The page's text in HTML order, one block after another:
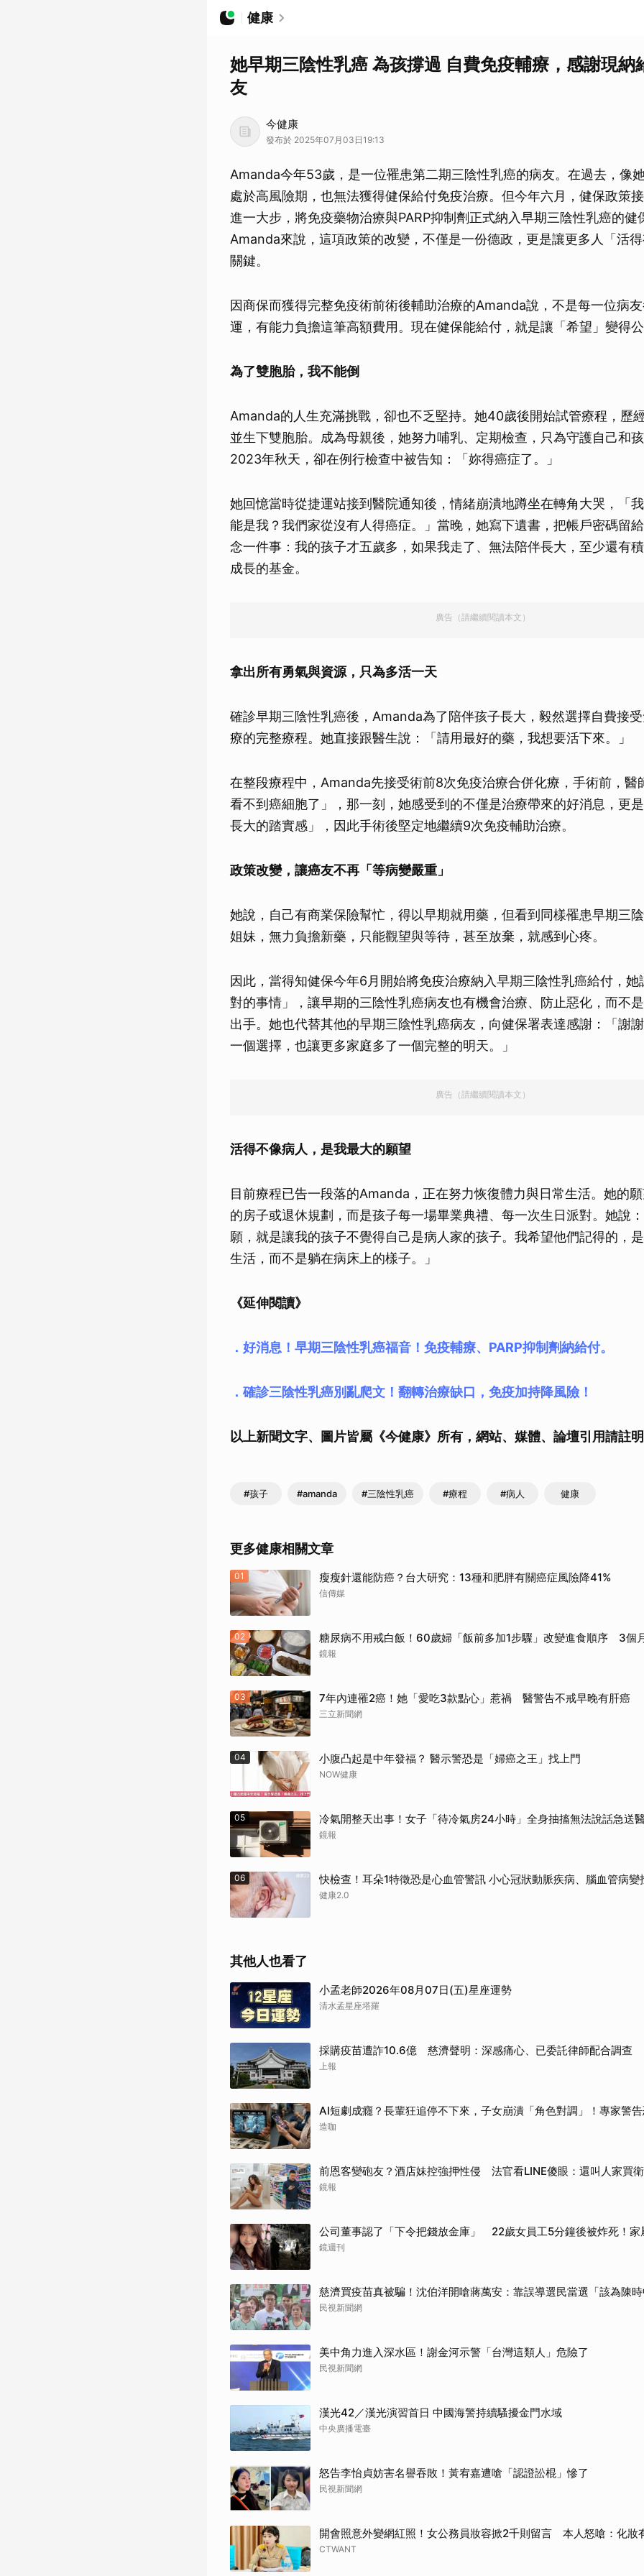
健康
她早期三陰性乳癌 為孩撐過 自費免疫輔療，感謝現納
友
今健康
發布於 2025年07月03日19:13
Amanda今年53歲，是一位罹患第二期三陰性乳癌的病友。在過去，像
處於高風險期，也無法獲得健保給付免疫治療。但今年六月，健保政策
進一大步，將免疫藥物治療與PARP抑制劑正式納入早期三陰性乳癌的健
Amanda來說，這項政策的改變，不僅是一份德政，更是讓更多人「活
關鍵。
因商保而獲得完整免疫術前術後輔助治療的Amanda說，不是每一位病
運，有能力負擔這筆高額費用。現在健保能給付，就是讓「希望」變得
為了雙胞胎，我不能倒
Amanda的人生充滿挑戰，卻也不乏堅持。她40歲後開始試管療程，歷
並生下雙胞胎。成為母親後，她努力哺乳、定期檢查，只為守護自己和
2023年秋天，卻在例行檢查中被告知：「妳得癌症了。」
她回憶當時從捷運站接到醫院通知後，情緒崩潰地蹲坐在轉角大哭，「
能是我？我們家從沒有人得癌症。」當晚，她寫下遺書，把帳戶密碼留
念一件事：我的孩子才五歲多，如果我走了、無法陪伴長大，至少還有
成長的基金。
廣告（請繼續閱讀本文）
拿出所有勇氣與資源，只為多活一天
確診早期三陰性乳癌後，Amanda為了陪伴孩子長大，毅然選擇自費接
療的完整療程。她直接跟醫生說：「請用最好的藥，我想要活下來。」
在整段療程中，Amanda先接受術前8次免疫治療合併化療，手術前，醫
看不到癌細胞了」，那一刻，她感受到的不僅是治療帶來的好消息，更
長大的踏實感」，因此手術後堅定地繼續9次免疫輔助治療。
政策改變，讓癌友不再「等病變嚴重」
她說，自己有商業保險幫忙，得以早期就用藥，但看到同樣罹患早期三
姐妹，無力負擔新藥，只能觀望與等待，甚至放棄，就感到心疼。
因此，當得知健保今年6月開始將免疫治療納入早期三陰性乳癌給付，她
對的事情」，讓早期的三陰性乳癌病友也有機會治療、防止惡化，而不
出手。她也代替其他的早期三陰性乳癌病友，向健保署表達感謝：「謝
一個選擇，也讓更多家庭多了一個完整的明天。」
廣告（請繼續閱讀本文）
活得不像病人，是我最大的願望
目前療程已告一段落的Amanda，正在努力恢復體力與日常生活。她的
的房子或退休規劃，而是孩子每一場畢業典禮、每一次生日派對。她說
願，就是讓我的孩子不覺得自己是病人家的孩子。我希望他們記得的，
生活，而不是躺在病床上的樣子。」
《延伸閱讀》
．好消息！早期三陰性乳癌福音！免疫輔療、PARP抑制劑納給付。
．確診三陰性乳癌別亂爬文！翻轉治療缺口，免疫加持降風險！
以上新聞文字、圖片皆屬《今健康》所有，網站、媒體、論壇引用請註
#孩子 #amanda #三陰性乳癌 #療程 #病人 健康
更多健康相關文章
01 瘦瘦針還能防癌？台大研究：13種和肥胖有關癌症風險降41%
信傳媒
02 糖尿病不用戒白飯！60歲婦「飯前多加1步驟」改變進食順序 3個
鏡報
03 7年內連罹2癌！她「愛吃3款點心」惹禍 醫警告不戒早晚有肝癌
三立新聞網
04 小腹凸起是中年發福？ 醫示警恐是「婦癌之王」找上門
NOW健康
05 冷氣開整天出事！女子「待冷氣房24小時」全身抽搐無法說話急
鏡報
06 快檢查！耳朵1特徵恐是心血管警訊 小心冠狀動脈疾病、腦血管病變
健康2.0
其他人也看了
小孟老師2026年08月07日(五)星座運勢
清水孟星座塔羅
採購疫苗遭詐10.6億 慈濟聲明：深感痛心、已委託律師配合調查
上報
AI短劇成癮？長輩狂追停不下來，子女崩潰「角色對調」！專家警
造咖
前恩客變砲友？酒店妹控強押性侵 法官看LINE傻眼：還叫人家買
鏡報
公司董事認了「下令把錢放金庫」 22歲女員工5分鐘後被炸死！家
鏡週刊
慈濟買疫苗真被騙！沈伯洋開嗆蔣萬安：靠誤導選民當選「該為陳
民視新聞網
美中角力進入深水區！謝金河示警「台灣這類人」危險了
民視新聞網
漢光42／漢光演習首日 中國海警持續騷擾金門水域
中央廣播電臺
怒告李怡貞妨害名譽吞敗！黃宥嘉遭嗆「認證訟棍」慘了
民視新聞網
開會照意外變網紅照！女公務員妝容掀2千則留言 本人怒嗆：化妝
CTWANT